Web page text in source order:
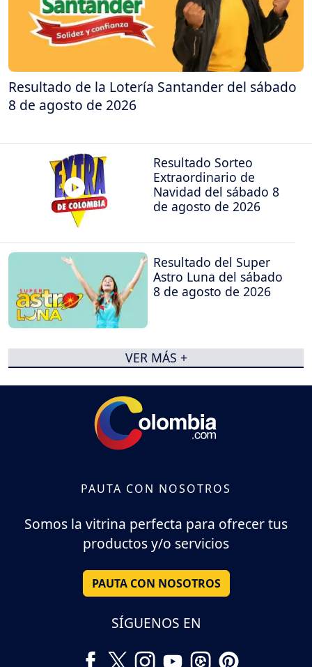
Resultado de la Lotería Santander del sábado
8 de agosto de 2026
Resultado Sorteo
Extraordinario de
Navidad del sábado 8
de agosto de 2026
Resultado del Super
Astro Luna del sábado
8 de agosto de 2026
VER MÁS +
PAUTA CON NOSOTROS
Somos la vitrina perfecta para ofrecer tus
productos y/o servicios
PAUTA CON NOSOTROS
SÍGUENOS EN